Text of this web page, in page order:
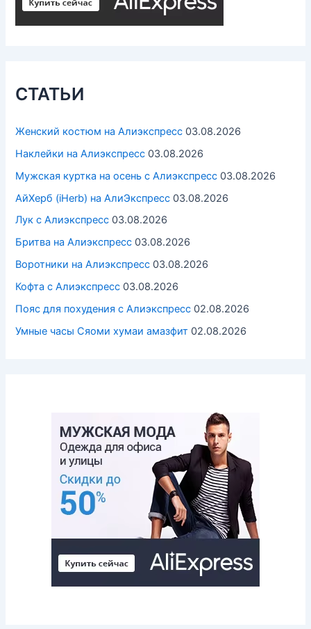
СТАТЬИ
Женский костюм на Алиэкспресс 03.08.2026
Наклейки на Алиэкспресс 03.08.2026
Мужская куртка на осень с Алиэкспресс 03.08.2026
АйХерб (iHerb) на АлиЭкспресс 03.08.2026
Лук с Алиэкспресс 03.08.2026
Бритва на Алиэкспресс 03.08.2026
Воротники на Алиэкспресс 03.08.2026
Кофта с Алиэкспресс 03.08.2026
Пояс для похудения с Алиэкспресс 02.08.2026
Умные часы Cяоми хумаи амазфит 02.08.2026